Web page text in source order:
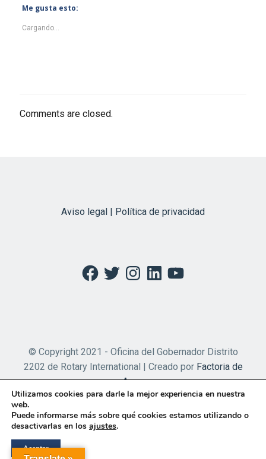
Me gusta esto:
Cargando...
Comments are closed.
Aviso legal | Política de privacidad
Facebook
TwitterInstagramLinkedInYouTube
© Copyright 2021 - Oficina del Gobernador Distrito
2202 de Rotary International | Creado por Factoria de
Apps
Utilizamos cookies para darle la mejor experiencia en nuestra
web.
Puede informarse más sobre qué cookies estamos utilizando o
desactivarlas en los ajustes.
Aceptar